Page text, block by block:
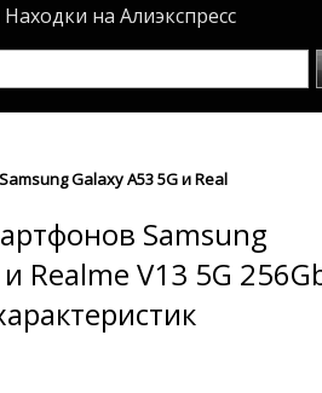
Находки на Алиэкспресс
Galaxy A53 5G и Realme V13 5G
Samsung
Realme V13 5G